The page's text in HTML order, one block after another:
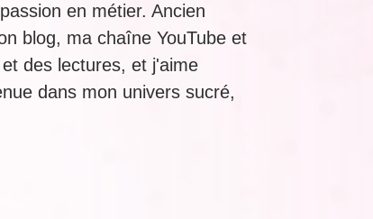
en métier. Ancien
blog, ma chaîne YouTube et
des lectures, et j'aime
dans mon univers sucré,